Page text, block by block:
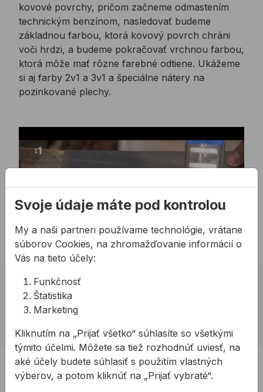
kovové povrchy, pričom začneme odmastením
technickým benzínom, nasledovať budeme
základnou farbou, ktorá kovový povrch chráni
voči hrdzi, a budeme pokračovať vrchnou farbou,
ktorá môže mať rôzne farebné odtiene. Ukážeme
si aj farby 2v1 a 3v1 a špeciálne nátery na
pozinkované plechy.
Play
05:44
Play
02 623 10 920
PRODUKTY
Konštrukčné tepelnoizolačné dosky
Svoje údaje máte pod kontrolou
My a naši partneri používame technológie, vrátane
súborov Cookies, na zhromažďovanie informácií o
Vás na tieto účely:
Funkčnosť
Štatistika
Marketing
Kliknutím na „Prijať všetko“ súhlasíte so všetkými
týmito účelmi. Môžete sa tiež rozhodnúť uviesť, na
aké účely budete súhlasiť s použitím vlastných
výberov, a potom kliknúť na „Prijať vybraté“.